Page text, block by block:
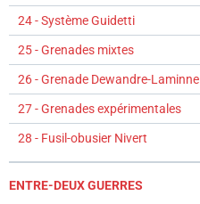
24 - Système Guidetti
25 - Grenades mixtes
26 - Grenade Dewandre-Laminne
27 - Grenades expérimentales
28 - Fusil-obusier Nivert
ENTRE-DEUX GUERRES